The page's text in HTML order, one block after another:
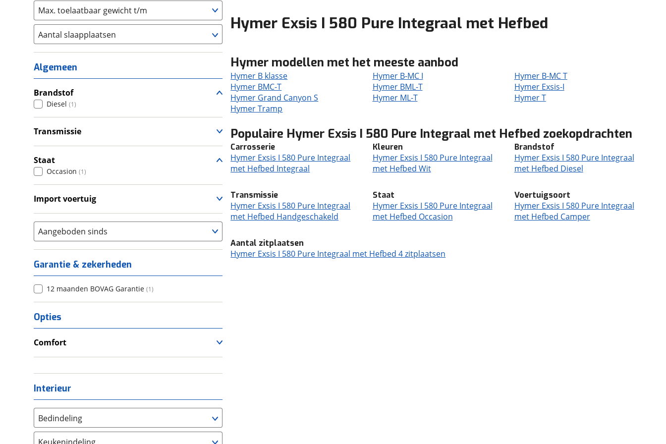
Max. toelaatbaar gewicht t/m
Aantal slaapplaatsen
1 (1)
2 (0)
3 (0)
4 (0)
5 (0)
6+ (0)
Algemeen
Brandstof
Diesel (1)
Transmissie
Staat
Occasion (1)
Import voertuig
Aangeboden sinds
Garantie & zekerheden
12 maanden BOVAG Garantie (1)
Opties
Comfort
Interieur
Bedindeling
Twee aparte bedden (1)
Hymer Exsis I 580 Pure Integraal met Hefbed
Hymer modellen met het meeste aanbod
Hymer B klasse Hymer B-MC I
Hymer B-MC T
Hymer BMC-T
Hymer BML-T
Hymer Exsis-I
Hymer Grand Canyon S
Hymer ML-T
Hymer T
Hymer Tramp
Populaire Hymer Exsis I 580 Pure Integraal met Hefbed zoekopdrachten
Carrosserie
Hymer Exsis I 580 Pure Integraal
met Hefbed Integraal
Kleuren
Hymer Exsis I 580 Pure Integraal
met Hefbed Wit
Brandstof
Hymer Exsis I 580 Pure Integraal
met Hefbed Diesel
Transmissie
Hymer Exsis I 580 Pure Integraal
met Hefbed Handgeschakeld
Staat
Hymer Exsis I 580 Pure Integraal
met Hefbed Occasion
Voertuigsoort
Hymer Exsis I 580 Pure Integraal
met Hefbed Camper
Aantal zitplaatsen
Hymer Exsis I 580 Pure Integraal met Hefbed 4 zitplaatsen